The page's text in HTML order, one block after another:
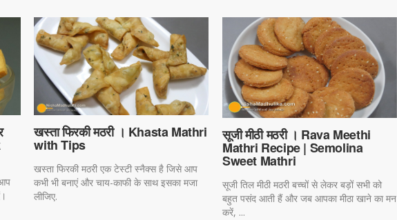
खस्ता फिरकी मठरी । Khasta Mathri
with Tips
खस्ता फिरकी मठरी एक टेस्टी स्नैक्स है जिसे आप
कभी भी बनाएं और चाय-काफी के साथ इसका मजा
लीजिए.
सूजी मीठी मठरी । Rava Meethi
Mathri Recipe | Semolina
Sweet Mathri
सूजी तिल मीठी मठरी बच्चों स‌े लेकर बड़ों स‌भी को
बहुत पसंद आती हैं और जब आपका मीठा खाने का मन
करें, ...